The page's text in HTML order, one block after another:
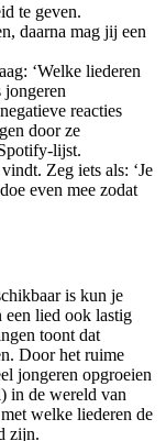
te geven.
daarna mag jij een
‘Welke liederen
reacties
door ze
lijst.
Zeg iets als: ‘Je
even mee zodat
is kun je
een lied ook lastig
toont dat
Door het ruime
jongeren opgroeien
in de wereld van
welke liederen de
zijn.